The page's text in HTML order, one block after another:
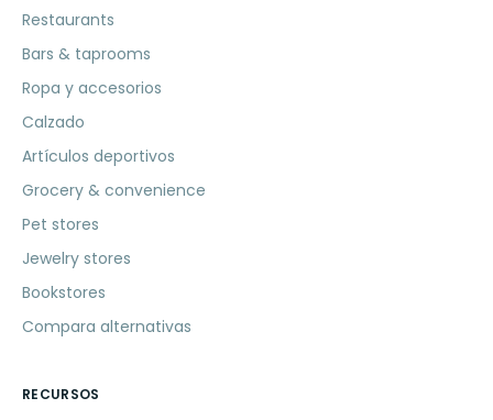
Restaurants
Bars & taprooms
Ropa y accesorios
Calzado
Artículos deportivos
Grocery & convenience
Pet stores
Jewelry stores
Bookstores
Compara alternativas
RECURSOS